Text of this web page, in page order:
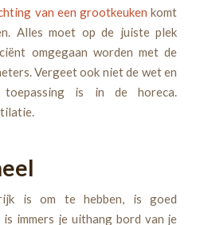
van een grootkeuken komt
Alles moet op de juiste plek
omgegaan worden met de
Vergeet ook niet de wet en
is in de horeca.
is om te hebben, is goed
is immers je uithang bord van je